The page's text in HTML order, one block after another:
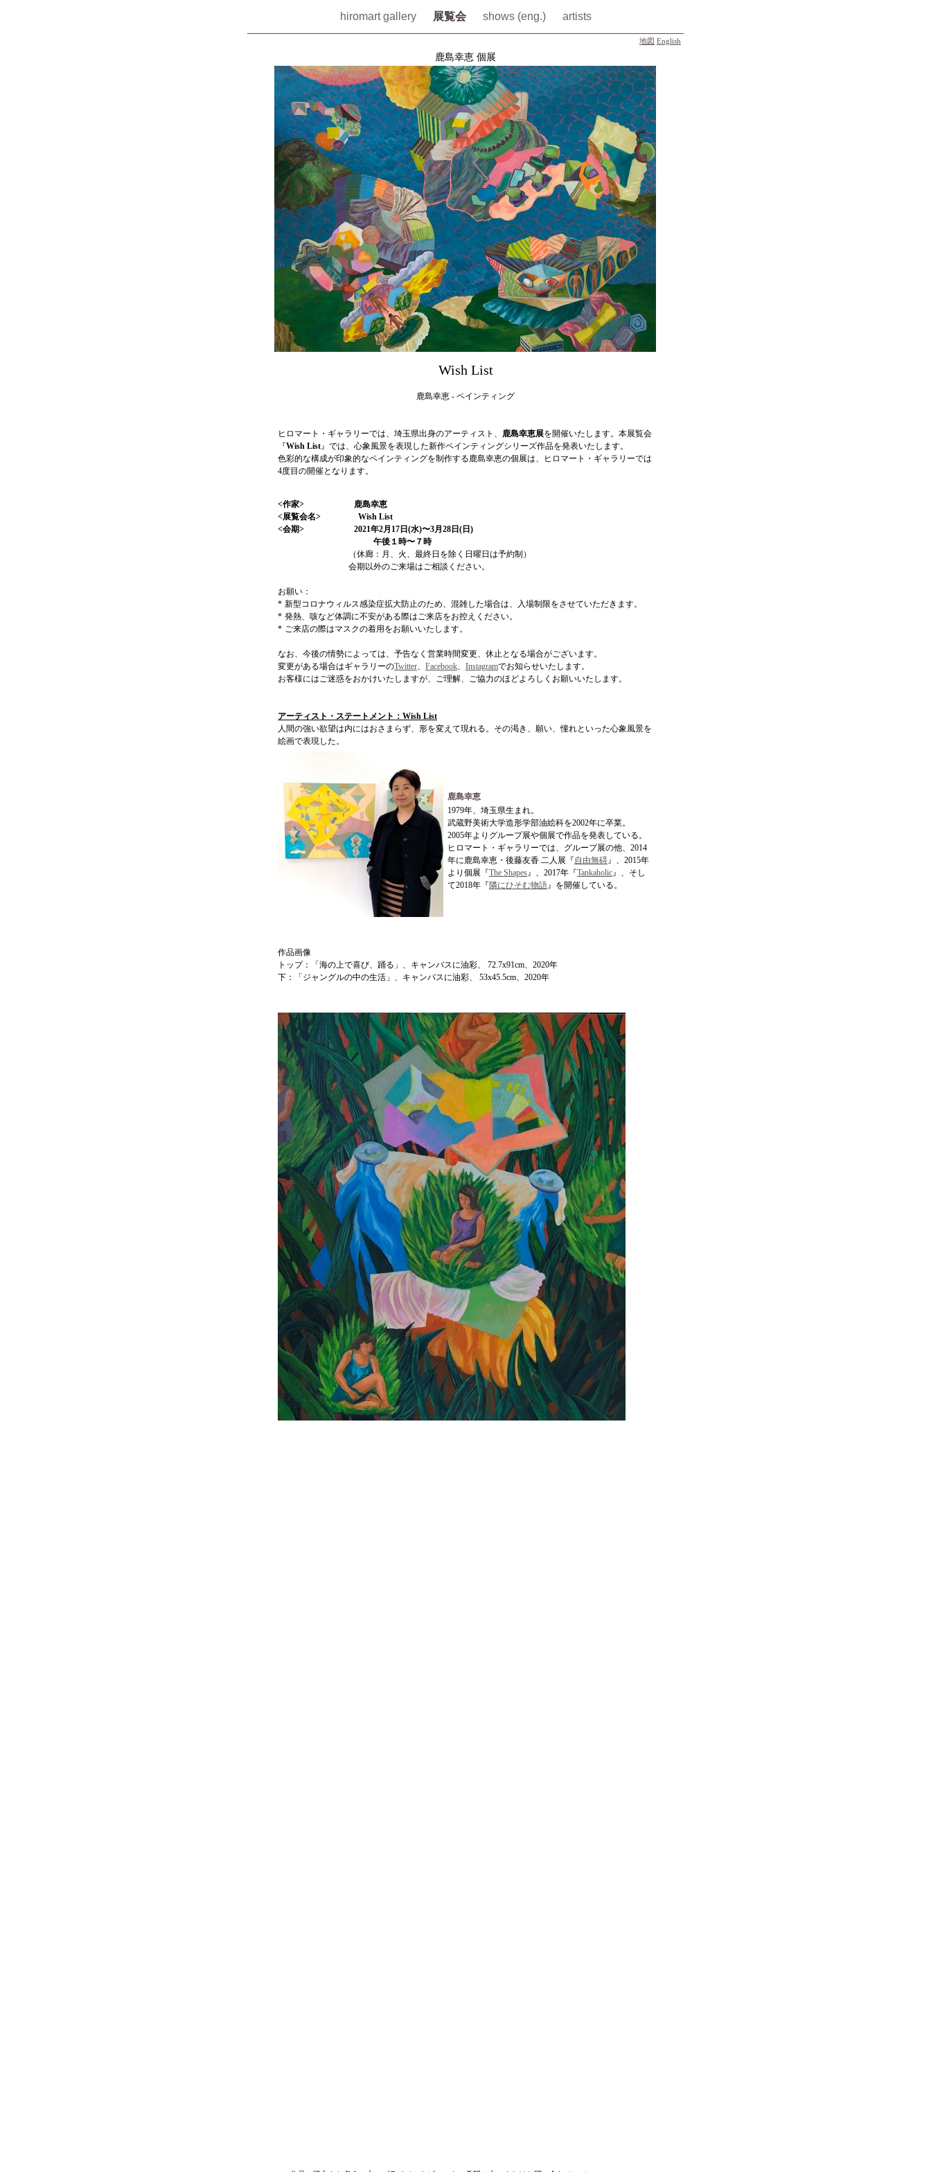
hiromart gallery 展覧会 shows (eng.) artists
鹿島幸恵 個展
地図 English
Wish List
鹿島幸恵 - ペインティング
ヒロマート・ギャラリーでは、埼玉県出身のアーティスト、 鹿島幸恵展を開催いたします。本展覧会
『Wish List』では、心象風景を表現した新作ペインティングシリーズ作品を発表いたします。
色彩的な構成が印象的なペインティングを制作する鹿島幸恵の個展は、ヒロマート・ギャラリーでは
4度目の開催となります。
<作家> 鹿島幸恵
<展覧会名> Wish List
<会期> 2021年2月17日(水)〜3月28日(日)
午後１時〜７時
（休廊：月、火、最終日を除く日曜日は予約制）
会期以外のご来場はご相談ください。
お願い：
* 新型コロナウィルス感染症拡大防止のため、混雑した場合は、入場制限をさせていただきます。
* 発熱、咳など体調に不安がある際はご来店をお控えください。
* ご来店の際はマスクの着用をお願いいたします。
なお、今後の情勢によっては、予告なく営業時間変更、休止となる場合がございます。
変更がある場合はギャラリーのTwitter、 Facebook、 Instagramでお知らせいたします。
お客様にはご迷惑をおかけいたしますが、ご理解、ご協力のほどよろしくお願いいたします。
アーティスト・ステートメント：Wish List
人間の強い欲望は内にはおさまらず、形を変えて現れる。その渇き、願い、憧れといった心象風景を
絵画で表現した。
鹿島幸恵
1979年、埼玉県生まれ。
武蔵野美術大学造形学部油絵科を2002年に卒業。
2005年よりグループ展や個展で作品を発表している。
ヒロマート・ギャラリーでは、グループ展の他、2014
年に鹿島幸恵・後藤友香 二人展『自由無碍』、2015年
より個展『The Shapes』、2017年『Tankaholic』、そし
て2018年『隣にひそむ物語』を開催している。
作品画像
トップ：「海の上で喜び、踊る」、キャンバスに油彩、 72.7x91cm、2020年
下：「ジャングルの中の生活」、キャンバスに油彩、 53x45.5cm、2020年